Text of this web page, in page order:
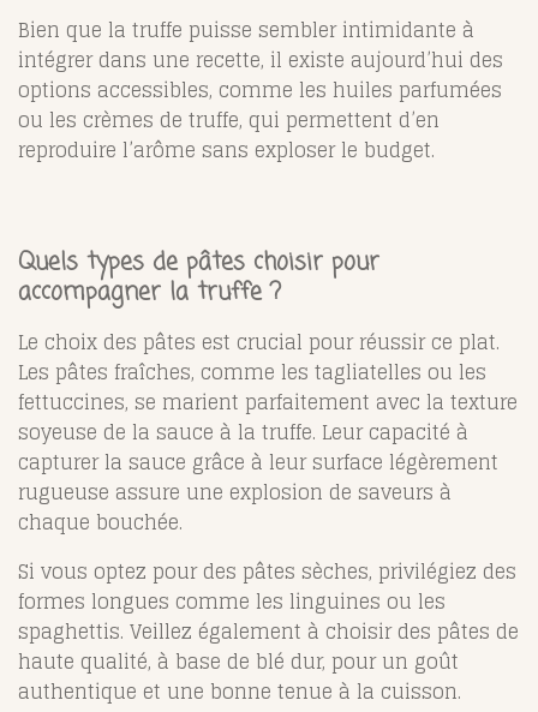
Bien que la truffe puisse sembler intimidante à
intégrer dans une recette, il existe aujourd’hui des
options accessibles, comme les huiles parfumées
ou les crèmes de truffe, qui permettent d’en
reproduire l’arôme sans exploser le budget.
Quels types de pâtes choisir pour
accompagner la truffe ?
Le choix des pâtes est crucial pour réussir ce plat.
Les pâtes fraîches, comme les tagliatelles ou les
fettuccines, se marient parfaitement avec la texture
soyeuse de la sauce à la truffe. Leur capacité à
capturer la sauce grâce à leur surface légèrement
rugueuse assure une explosion de saveurs à
chaque bouchée.
Si vous optez pour des pâtes sèches, privilégiez des
formes longues comme les linguines ou les
spaghettis. Veillez également à choisir des pâtes de
haute qualité, à base de blé dur, pour un goût
authentique et une bonne tenue à la cuisson.